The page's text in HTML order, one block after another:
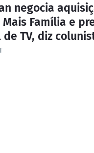
negocia
Mais Família e
TV, diz